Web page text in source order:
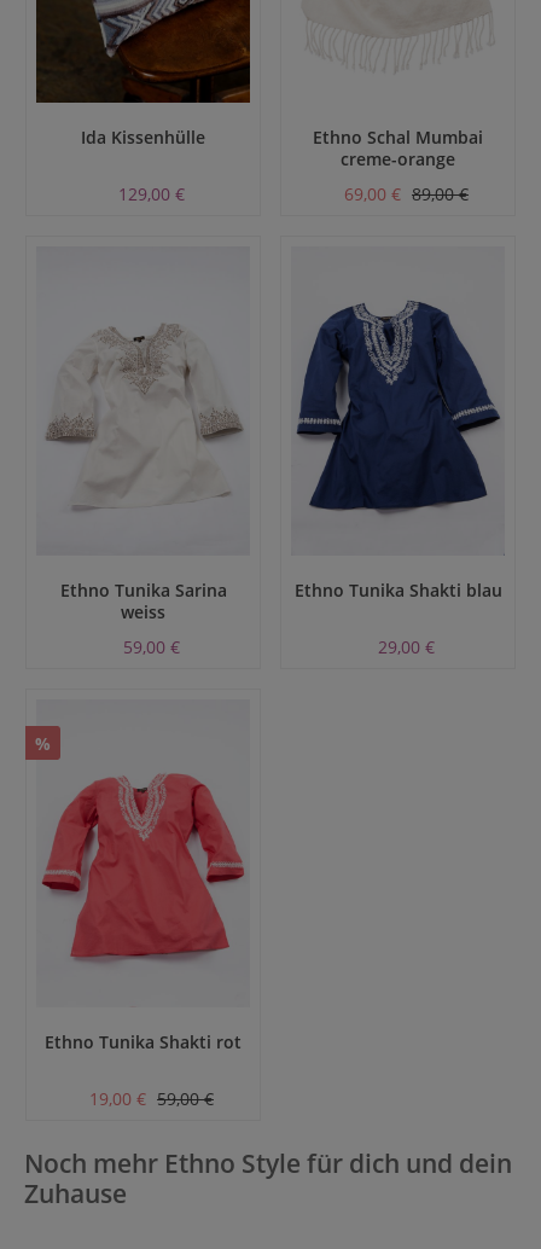
Ida Kissenhülle
129,00 €
Ethno Schal Mumbai
creme-orange
69,00 € 89,00 €
Ethno Tunika Sarina
weiss
59,00 €
Ethno Tunika Shakti blau
29,00 €
%
Ethno Tunika Shakti rot
19,00 € 59,00 €
Noch mehr Ethno Style für dich und dein
Zuhause